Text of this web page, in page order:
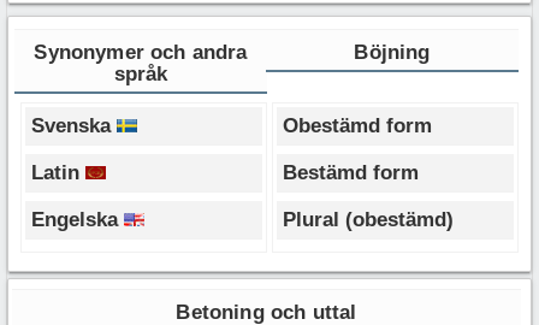
Synonymer och andra
språk
Böjning
Svenska
Latin
Engelska
Obestämd form
Bestämd form
Plural (obestämd)
Betoning och uttal